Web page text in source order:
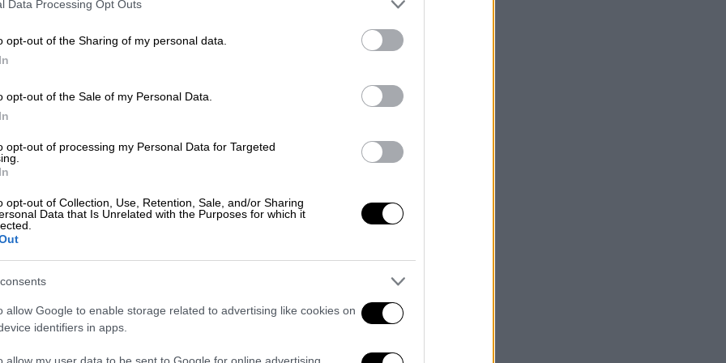
Data Processing Opt Outs
opt-out of the Sharing of my personal data.
opt-out of the Sale of my Personal Data.
opt-out of processing my Personal Data for Targeted
opt-out of Collection, Use, Retention, Sale, and/or Sharing
Data that Is Unrelated with the Purposes for which it
allow Google to enable storage related to advertising like cookies on
identifiers in apps.
allow my user data to be sent to Google for online advertising
ΤΥΠΟΥ YΠ.ΕΞ/ EUROKINISSI
το ΕΘΝΟΣ στη Google
η τελευταία τοποθέτηση των
όσον αφορά το τουρκολιβυκό
προφανές ότι έχει δημιουργήσει έντονη
ο Νίκος Δένδιας, απαντώντας σε
των δηλώσεών του μετά τη
του Νίγηρα».